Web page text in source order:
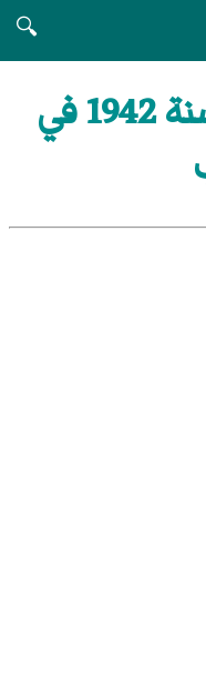
🔍
فهرس:تأسيسات سنة 1942 في